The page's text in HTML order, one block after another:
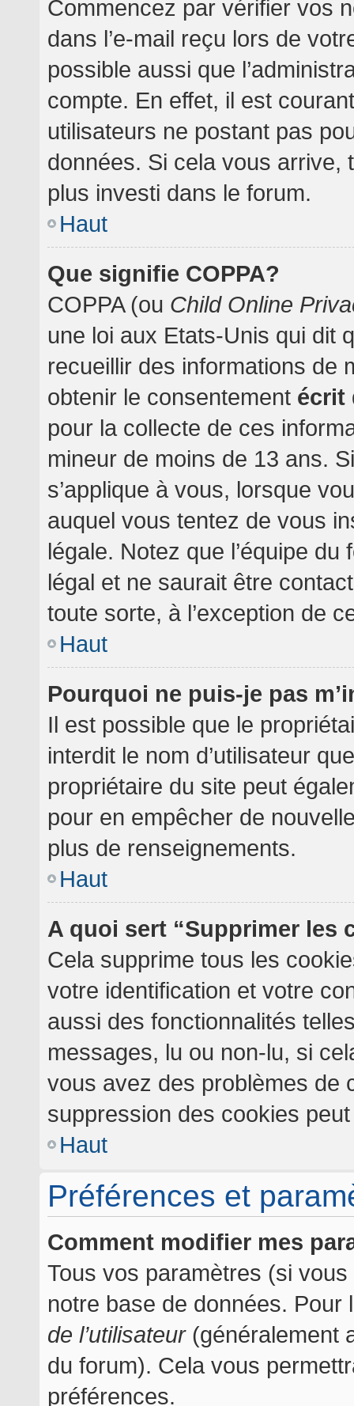
Commencez par vérifier vos
dans l’e-mail reçu lors de
possible aussi que
compte. En effet, il est
utilisateurs ne postant pas
données. Si cela vous
plus investi dans le forum.
Haut
Que signifie COPPA?
COPPA (ou Child Online
une loi aux Etats-Unis qui dit
recueillir des informations de
obtenir le consentement écrit
pour la collecte de ces
mineur de moins de 13 ans.
s’applique à vous, lorsque
auquel vous tentez de vous
légale. Notez que l’équipe
légal et ne saurait être
toute sorte, à l’exception de
Haut
Pourquoi ne puis-je pas
Il est possible que le
interdit le nom d’utilisateur
propriétaire du site peut
pour en empêcher de
plus de renseignements.
Haut
A quoi sert “Supprimer les
Cela supprime tous les
votre identification et votre
aussi des fonctionnalités
messages, lu ou non-lu, si
vous avez des problèmes de
suppression des cookies
Haut
Préférences et
Comment modifier mes
Tous vos paramètres (si
notre base de données.
de l’utilisateur(généralement
du forum). Cela vous
préférences.